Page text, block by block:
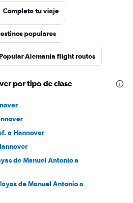
Completa tu viaje
populares
Alemania flight routes
por tipo de clase
a Hannover
de Manuel Antonio a
de Manuel Antonio a